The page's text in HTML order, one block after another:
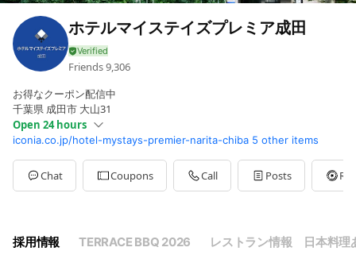
ホテルマイステイズプレミア成田
Friends9,306
お得なクーポン配信中
千葉県 成田市 大山31
Open 24 hours
SunOpen 24 hours
MonOpen 24 hours
TueOpen 24 hours
WedOpen 24 hours
SatOpen 24 hours
iconia.co.jp/hotel-mystays-premier-narita-chiba 5 other items
Chat Coupons Call Posts
採用情報 TERRACE BBQ 2026 レストラン情報 日本料理